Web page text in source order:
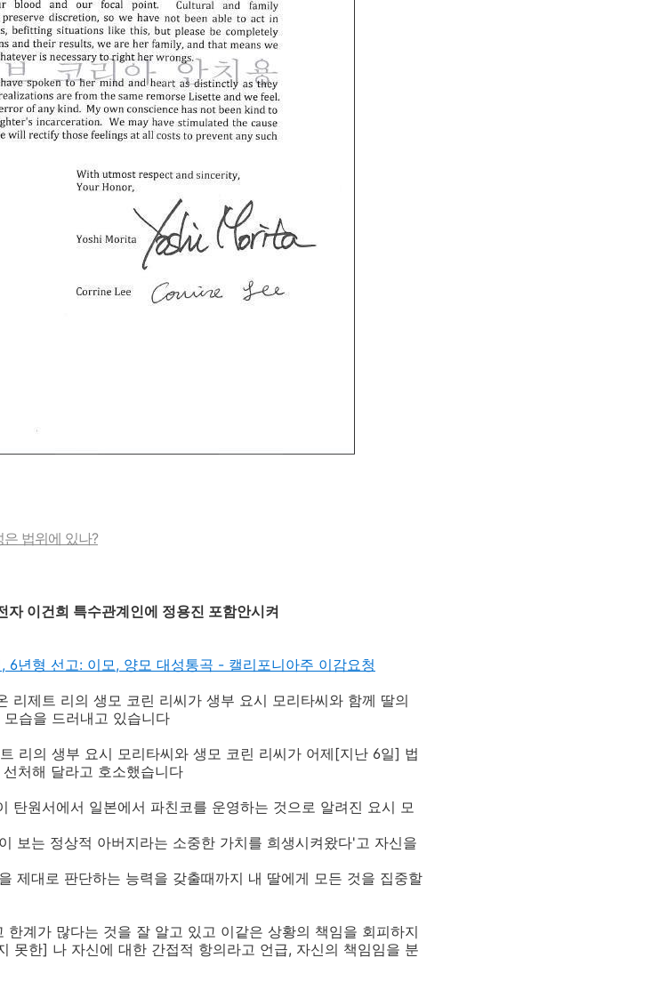
법위에 있나?
이건희 특수관계인에 정용진 포함안시켜
년형 선고: 이모, 양모 대성통곡 - 캘리포니아주 이감요청
리제트 리의 생모 코린 리씨가 생부 요시 모리타씨와 함께 딸의
습을 드러내고 있습니다
리의 생부 요시 모리타씨와 생모 코린 리씨가 어제[지난 6일] 법
처해 달라고 호소했습니다
탄원서에서 일본에서 파친코를 운영하는 것으로 알려진 요시 모
보는 정상적 아버지라는 소중한 가치를 희생시켜왔다'고 자신을
제대로 판단하는 능력을 갖출때까지 내 딸에게 모든 것을 집중할
계가 많다는 것을 잘 알고 있고 이같은 상황의 책임을 회피하지
못한] 나 자신에 대한 간접적 항의라고 언급, 자신의 책임임을 분